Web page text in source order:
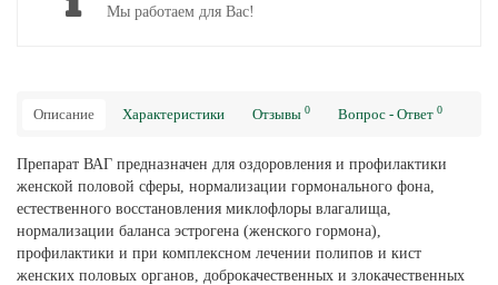
Мы работаем для Вас!
Описание Характеристики Отзывы 0 Вопрос - Ответ 0
Препарат ВАГ предназначен для оздоровления и профилактики
женской половой сферы, нормализации гормонального фона,
естественного восстановления миклофлоры влагалища,
нормализации баланса эстрогена (женского гормона),
профилактики и при комплексном лечении полипов и кист
женских половых органов, доброкачественных и злокачественных